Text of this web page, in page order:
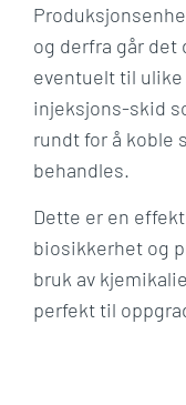
og derfra går
eventuelt til ulike
injeksjons-skid
rundt for å koble
behandles. ​
Dette er en
biosikkerhet og
bruk av
perfekt til